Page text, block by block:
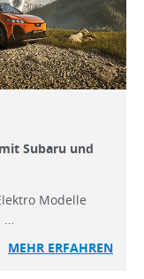
Subaru und
Modelle
MEHR ERFAHREN